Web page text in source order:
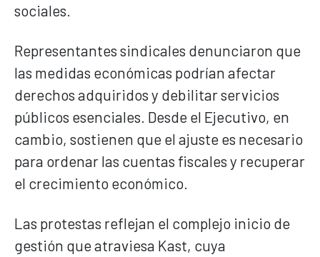
sociales.
Representantes sindicales denunciaron que
las medidas económicas podrían afectar
derechos adquiridos y debilitar servicios
públicos esenciales. Desde el Ejecutivo, en
cambio, sostienen que el ajuste es necesario
para ordenar las cuentas fiscales y recuperar
el crecimiento económico.
Las protestas reflejan el complejo inicio de
gestión que atraviesa Kast, cuya